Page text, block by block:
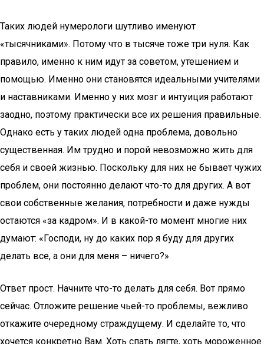
Таких людей нумерологи шутливо именуют
«тысячниками». Потому что в тысяче тоже три нуля. Как
правило, именно к ним идут за советом, утешением и
помощью. Именно они становятся идеальными учителями
и наставниками. Именно у них мозг и интуиция работают
заодно, поэтому практически все их решения правильные.
Однако есть у таких людей одна проблема, довольно
существенная. Им трудно и порой невозможно жить для
себя и своей жизнью. Поскольку для них не бывает чужих
проблем, они постоянно делают что-то для других. А вот
свои собственные желания, потребности и даже нужды
остаются «за кадром». И в какой-то момент многие них
думают: «Господи, ну до каких пор я буду для других
делать все, а они для меня – ничего?»
Ответ прост. Начните что-то делать для себя. Вот прямо
сейчас. Отложите решение чьей-то проблемы, вежливо
откажите очередному страждущему. И сделайте то, что
хочется конкретно Вам. Хоть спать лягте, хоть мороженное